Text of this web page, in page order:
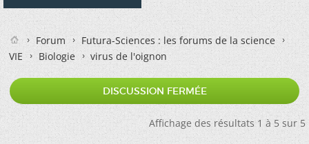
Forum
Futura-Sciences : les forums de la science
VIE
Biologie virus de l'oignon
DISCUSSION FERMÉE
Affichage des résultats 1 à 5 sur 5